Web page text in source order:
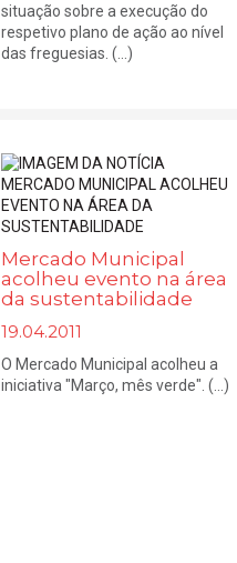
situação sobre a execução do
respetivo plano de ação ao nível
das freguesias. (...)
Mercado Municipal
acolheu evento na área
da sustentabilidade
19.04.2011
O Mercado Municipal acolheu a
iniciativa "Março, mês verde". (...)